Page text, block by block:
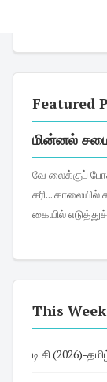
Featured
மின்னல்
வே லைக்குப் போகிறவர்களானாலும் சரி, இல்லத்தரசிகளானாலும்
சரி... காலையில் கண்
கையில்
This
டி சி (2026)-